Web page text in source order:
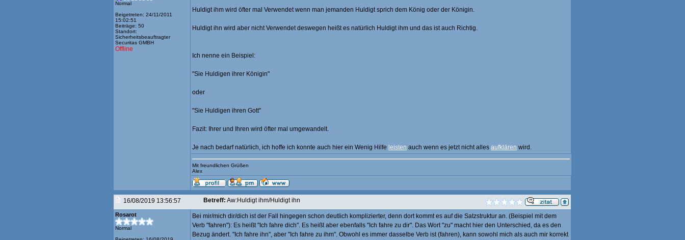
Normal
Beigetreten: 24/11/2011
15:02:51
Beiträge: 50
Standort:
Sicherheitsbeauftragter
Securitas GMBH
Offline
Huldigt ihm wird öfter mal Verwendet wenn man jemanden Huldigt sprich dem König oder der Königin.
Huldigt ihn wird aber nicht Verwendet deswegen heißt es natürlich Huldigt ihm und das ist auch Richtig.
Ich nenne ein Beispiel:
"Sie Huldigen ihrer Königin"
oder
"Sie Huldigen ihren Gott"
Fazit: Ihrer und Ihren wird öfter mal umgewandelt.
Je nach bedarf natürlich, ich hoffe ich konnte auch hier ein Wenig Hilfe leisten auch wenn es jetzt nicht alles aufklären wird.
Mit freundlichen Grüßen
Alex
16/08/2019 13:56:57 Betreff: Aw:Huldigt ihm/Huldigt ihn
Rosarot
Normal
Bei mir/mich dir/dich ist der Fall hingegen schon deutlich komplizierter, denn dort kommt es auf die Satzstruktur an. (Beispiel mit dem
Verb "fahren"): Es heißt "Ich fahre dich". Es heißt aber ebenfalls "Ich fahre zu dir". Das Wort "zu" macht hier den Unterschied, da es den
Bezug ändert. "Ich fahre ihn", aber "Ich fahre zu ihm". Obwohl es immer dasselbe Verb ist (fahren), kann sowohl mich als auch mir korrekt